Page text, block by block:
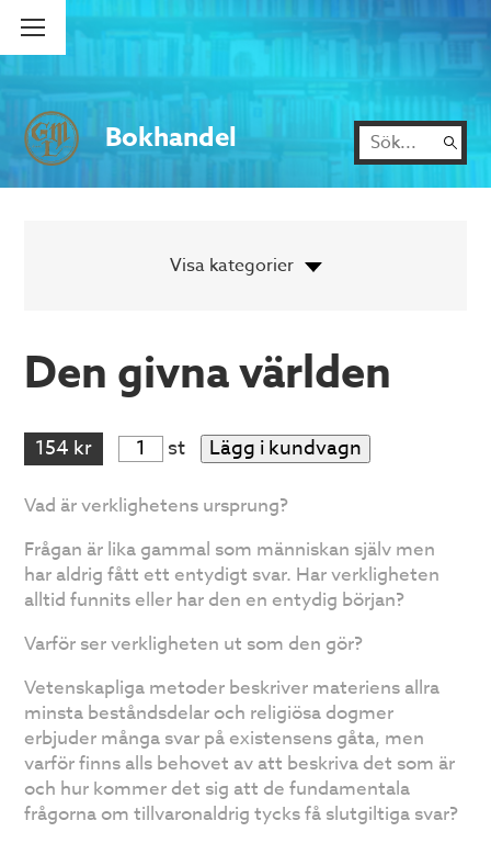
Bokhandel
Den givna världen
154 kr st Lägg i kundvagn
Vad är verklighetens ursprung?
Frågan är lika gammal som människan själv men
har aldrig fått ett entydigt svar. Har verkligheten
alltid funnits eller har den en entydig början?
Varför ser verkligheten ut som den gör?
Vetenskapliga metoder beskriver materiens allra
minsta beståndsdelar och religiösa dogmer
erbjuder många svar på existensens gåta, men
varför finns alls behovet av att beskriva det som är
och hur kommer det sig att de fundamentala
frågorna om tillvaronaldrig tycks få slutgiltiga svar?